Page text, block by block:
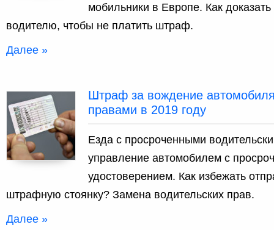
мобильники в Европе. Как
водителю, чтобы не платить штраф.
Далее »
Штраф за вождение
правами в 2019 году
Езда с просроченными
управление автомобилем с
удостоверением. Как избежать
штрафную стоянку? Замена водительских прав.
Далее »